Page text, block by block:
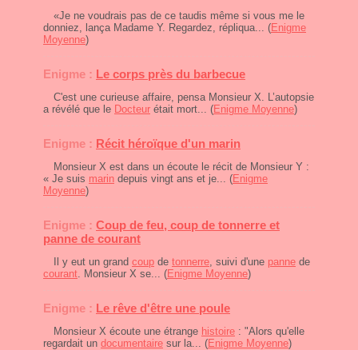
«Je ne voudrais pas de ce taudis même si vous me le
donniez, lança Madame Y. Regardez, répliqua... (Enigme
Moyenne)
Enigme : Le corps près du barbecue
C'est une curieuse affaire, pensa Monsieur X. L’autopsie
a révélé que le Docteur était mort... (Enigme Moyenne)
Enigme : Récit héroïque d'un marin
Monsieur X est dans un écoute le récit de Monsieur Y :
« Je suis marin depuis vingt ans et je... (Enigme
Moyenne)
Enigme : Coup de feu, coup de tonnerre et
panne de courant
Il y eut un grand coup de tonnerre, suivi d'une panne de
courant. Monsieur X se... (Enigme Moyenne)
Enigme : Le rêve d'être une poule
Monsieur X écoute une étrange histoire : "Alors qu'elle
regardait un documentaire sur la... (Enigme Moyenne)